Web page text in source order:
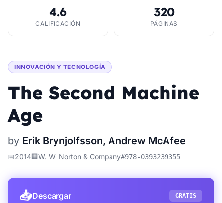
4.6
CALIFICACIÓN
320
PÁGINAS
INNOVACIÓN Y TECNOLOGÍA
The Second Machine
Age
by Erik Brynjolfsson, Andrew McAfee
📅2014🏢W. W. Norton & Company#978-0393239355
📥Descargar GRATIS